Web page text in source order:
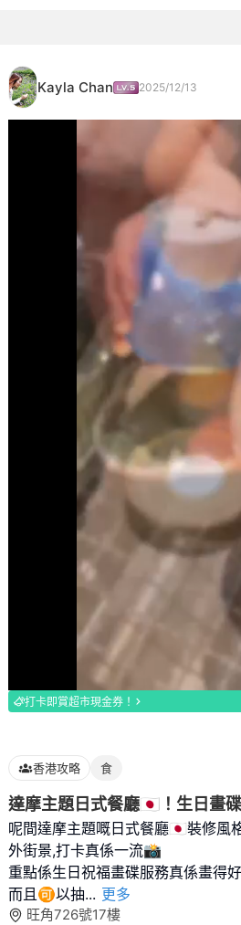
Kayla Chan 2025/12/13
打卡即賞超市現金券！
香港攻略 食
達摩主題日式餐廳🇯🇵！生日畫
呢間達摩主題嘅日式餐廳🇯🇵裝修風
外街景,打卡真係一流📸
重點係生日祝福畫碟服務真係畫得
而且🉑以抽... 更多
旺角726號17樓